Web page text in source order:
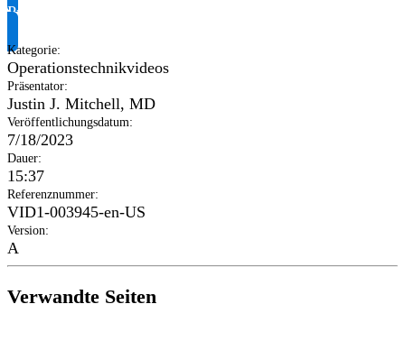
Produktinformationen anfragen
Kategorie:
Operationstechnikvideos
Präsentator:
Justin J. Mitchell, MD
Veröffentlichungsdatum:
7/18/2023
Dauer:
15:37
Referenznummer:
VID1-003945-en-US
Version:
A
Verwandte Seiten